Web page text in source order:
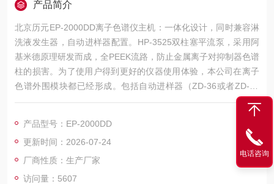
产品简介
北京历元EP-2000DD离子色谱仪主机：一体化设计，同时兼容淋
洗液发生器，自动进样器配置。HP-3525双柱塞平流泵，采用阿
基米德原理研发而成，全PEEK流路，防止金属离子对抑制器色谱
柱的损害。为了使用户得到更好的仪器使用体验，本公司在离子
色谱外围模块都已经形成。包括自动进样器（ZD-36或者ZD-15
0）,以及淋洗液发生器（LX-60A和LX-60C）。扩展性能好，只
产品型号：EP-2000DD
更新时间：2026-07-24
厂商性质：生产厂家
访问量：5607
电话咨询